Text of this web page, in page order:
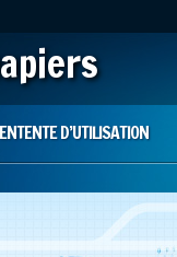
ENTENTE D’UTILISATION